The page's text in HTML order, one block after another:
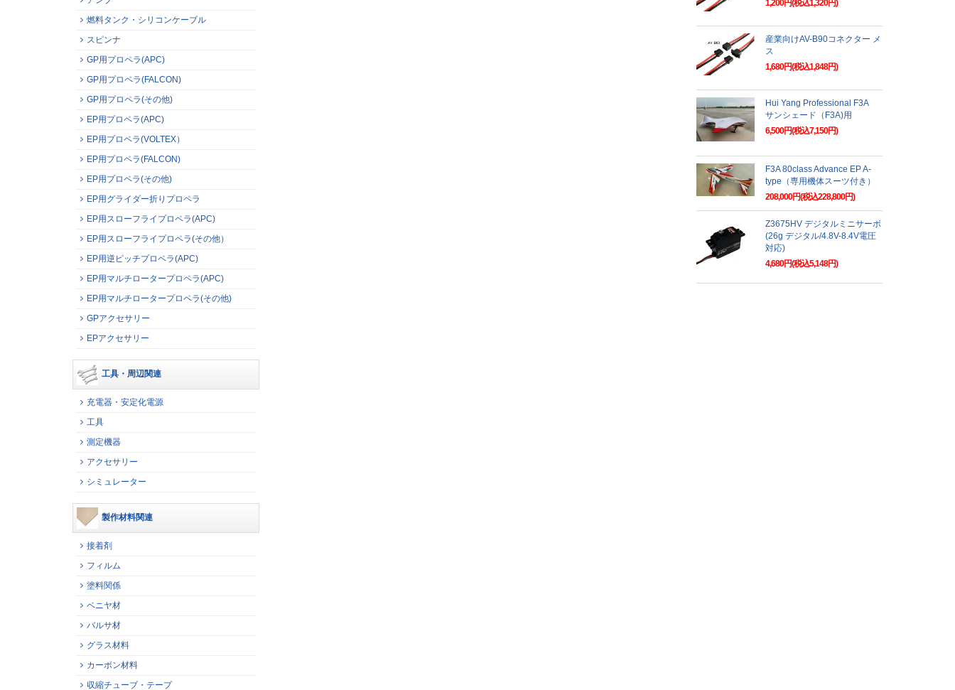
燃料タンク・シリコンケーブル
スピンナ
GP用プロペラ(APC)
GP用プロペラ(FALCON)
GP用プロペラ(その他)
EP用プロペラ(APC)
EP用プロペラ(VOLTEX）
EP用プロペラ(FALCON)
EP用プロペラ(その他)
EP用グライダー折りプロペラ
EP用スローフライプロペラ(APC)
EP用スローフライプロペラ(その他）
EP用逆ピッチプロペラ(APC)
EP用マルチロータープロペラ(APC)
EP用マルチロータープロペラ(その他)
GPアクセサリー
EPアクセサリー
工具・周辺関連
充電器・安定化電源
工具
測定機器
アクセサリー
シミュレーター
製作材料関連
接着剤
フィルム
塗料関係
ベニヤ材
バルサ材
グラス材料
カーボン材料
収縮チューブ・テープ
1,200円(税込1,320円)
産業向けAV-B90コネクター メ
ス
1,680円(税込1,848円)
Hui Yang Professional F3A
サンシェード（F3A)用
6,500円(税込7,150円)
F3A 80class Advance EP A-
type（専用機体スーツ付き）
208,000円(税込228,800円)
Z3675HV デジタルミニサーボ
(26g デジタル/4.8V-8.4V電圧
対応)
4,680円(税込5,148円)